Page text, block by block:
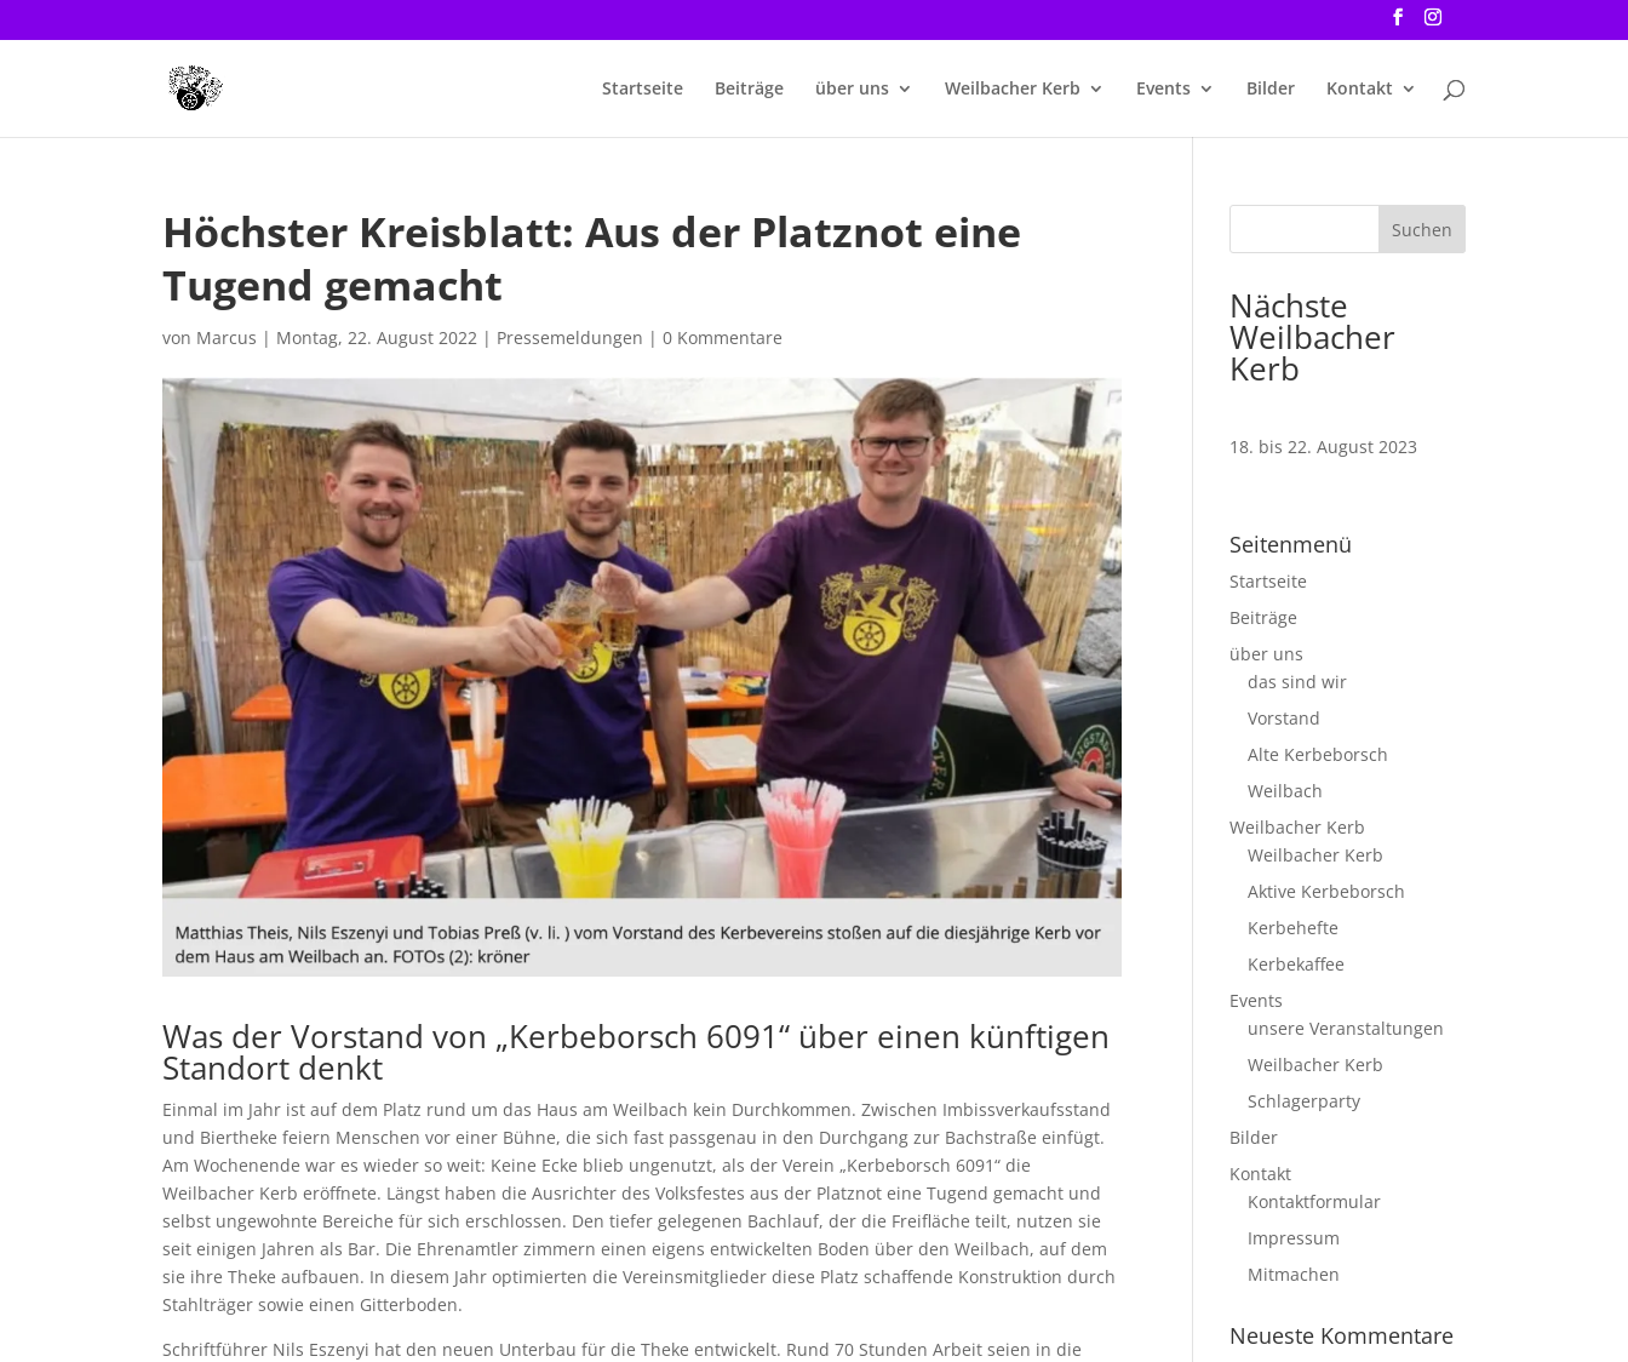
Startseite Beiträge über uns Weilbacher Kerb Events Bilder Kontakt
Höchster Kreisblatt: Aus der Platznot eine
Tugend gemacht
von Marcus | Montag, 22. August 2022 | Pressemeldungen |0 Kommentare
Was der Vorstand von „Kerbeborsch 6091“ über einen künftigen
Standort denkt
Einmal im Jahr ist auf dem Platz rund um das Haus am Weilbach kein Durchkommen. Zwischen Imbissverkaufsstand
und Biertheke feiern Menschen vor einer Bühne, die sich fast passgenau in den Durchgang zur Bachstraße einfügt.
Am Wochenende war es wieder so weit: Keine Ecke blieb ungenutzt, als der Verein „Kerbeborsch 6091“ die
Weilbacher Kerb eröffnete. Längst haben die Ausrichter des Volksfestes aus der Platznot eine Tugend gemacht und
selbst ungewohnte Bereiche für sich erschlossen. Den tiefer gelegenen Bachlauf, der die Freifläche teilt, nutzen sie
seit einigen Jahren als Bar. Die Ehrenamtler zimmern einen eigens entwickelten Boden über den Weilbach, auf dem
sie ihre Theke aufbauen. In diesem Jahr optimierten die Vereinsmitglieder diese Platz schaffende Konstruktion durch
Stahlträger sowie einen Gitterboden.
Schriftführer Nils Eszenyi hat den neuen Unterbau für die Theke entwickelt. Rund 70 Stunden Arbeit seien in die
Nächste
Weilbacher
Kerb
18. bis 22. August 2023
Seitenmenü
Startseite
Beiträge
über uns
das sind wir
Vorstand
Alte Kerbeborsch
Weilbach
Weilbacher Kerb
Weilbacher Kerb
Aktive Kerbeborsch
Kerbehefte
Kerbekaffee
Events
unsere Veranstaltungen
Weilbacher Kerb
Schlagerparty
Bilder
Kontakt
Kontaktformular
Impressum
Mitmachen
Neueste Kommentare